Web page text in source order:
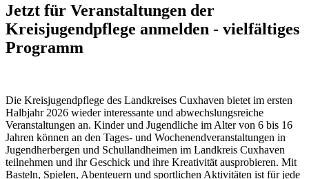
Jetzt für Veranstaltungen der
Kreisjugendpflege anmelden - vielfältiges
Programm
Die Kreisjugendpflege des Landkreises Cuxhaven bietet im ersten
Halbjahr 2026 wieder interessante und abwechslungsreiche
Veranstaltungen an. Kinder und Jugendliche im Alter von 6 bis 16
Jahren können an den Tages- und Wochenendveranstaltungen in
Jugendherbergen und Schullandheimen im Landkreis Cuxhaven
teilnehmen und ihr Geschick und ihre Kreativität ausprobieren. Mit
Basteln, Spielen, Abenteuern und sportlichen Aktivitäten ist für jede